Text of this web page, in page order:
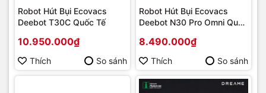
Robot Hút Bụi Ecovacs
Deebot T30C Quốc Tế
10.950.000₫
Thích So sánh
Robot Hút Bụi Ecovacs
Deebot N30 Pro Omni Quốc
8.490.000₫
Thích So sánh